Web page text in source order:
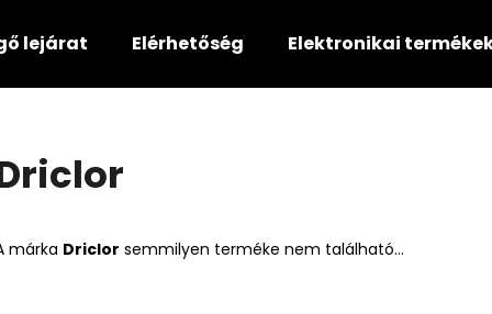
lejárat Elérhetőség Elektronikai
márka Driclor semmilyen terméke nem található...